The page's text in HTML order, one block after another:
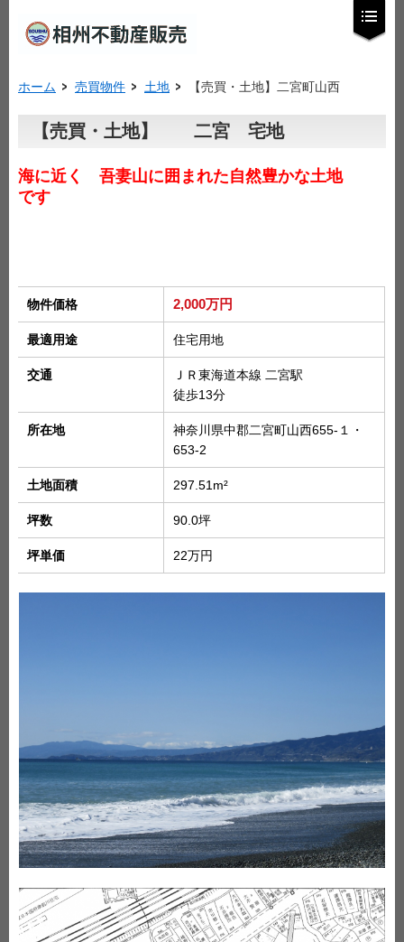
ホーム 売買物件 土地 【売買・土地】二宮町山西
【売買・土地】 二宮 宅地
海に近く 吾妻山に囲まれた自然豊かな土地
です
物件価格 2,000万円
最適用途 住宅用地
交通
ＪＲ東海道本線 二宮駅
徒歩13分
所在地
神奈川県中郡二宮町山西655-１・
653-2
土地面積 297.51 m²
坪数 90.0坪
坪単価 22万円